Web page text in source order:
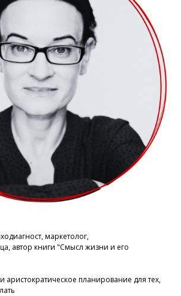
маркетолог,
автор книги "Смысл жизни и его
аристократическое планирование для тех,